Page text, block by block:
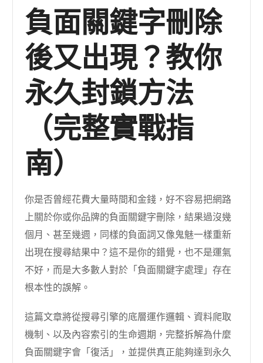
負面關鍵字刪除
後又出現？教你
永久封鎖方法
（完整實戰指
南）
你是否曾經花費大量時間和金錢，好不容易把網路
上關於你或你品牌的負面關鍵字刪除，結果過沒幾
個月、甚至幾週，同樣的負面詞又像鬼魅一樣重新
出現在搜尋結果中？這不是你的錯覺，也不是運氣
不好，而是大多數人對於「負面關鍵字處理」存在
根本性的誤解。
這篇文章將從搜尋引擎的底層運作邏輯、資料爬取
機制、以及內容索引的生命週期，完整拆解為什麼
負面關鍵字會「復活」，並提供真正能夠達到永久